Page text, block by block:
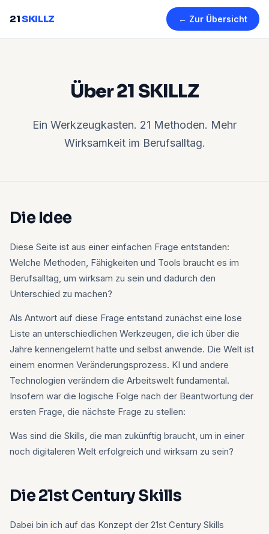
21SKILLZ ← Zur Übersicht
Über 21 SKILLZ
Ein Werkzeugkasten. 21 Methoden. Mehr
Wirksamkeit im Berufsalltag.
Die Idee
Diese Seite ist aus einer einfachen Frage entstanden:
Welche Methoden, Fähigkeiten und Tools braucht es im
Berufsalltag, um wirksam zu sein und dadurch den
Unterschied zu machen?
Als Antwort auf diese Frage entstand zunächst eine lose
Liste an unterschiedlichen Werkzeugen, die ich über die
Jahre kennengelernt hatte und selbst anwende. Die Welt ist
einem enormen Veränderungsprozess. KI und andere
Technologien verändern die Arbeitswelt fundamental.
Insofern war die logische Folge nach der Beantwortung der
ersten Frage, die nächste Frage zu stellen:
Was sind die Skills, die man zukünftig braucht, um in einer
noch digitaleren Welt erfolgreich und wirksam zu sein?
Die 21st Century Skills
Dabei bin ich auf das Konzept der 21st Century Skills